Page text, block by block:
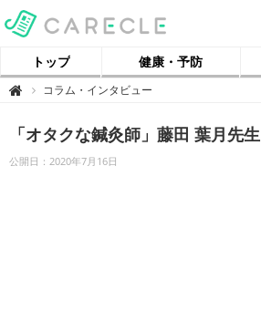
トップ 健康・予防
 【
ル
】
コラム・インタビュー
「オタクな鍼灸師」藤田 葉月先生
公開日：2020年7月16日